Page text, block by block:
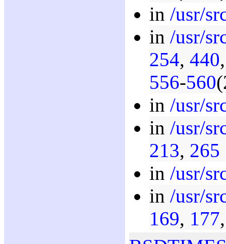
in /usr/
in /usr/
254, 440
556-560
in /usr/
in /usr/
213, 265
in /usr/
in /usr/
169, 177